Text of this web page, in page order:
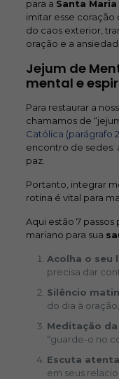
para a Santa
imitar esse
do caos exterior,
oração e a
Jejum de
mental e
Para restaurar a
chamamos de
Católica (parágrafo
encontro de sedes:
paz.
Portanto, integrar
rotina é vital para
Aqui estão 7
mariano para sua s
Acolha o seu
precisa dar
Silêncio
do dia à
Meditação da
“guarde-o no
Escuta atenta
em seus